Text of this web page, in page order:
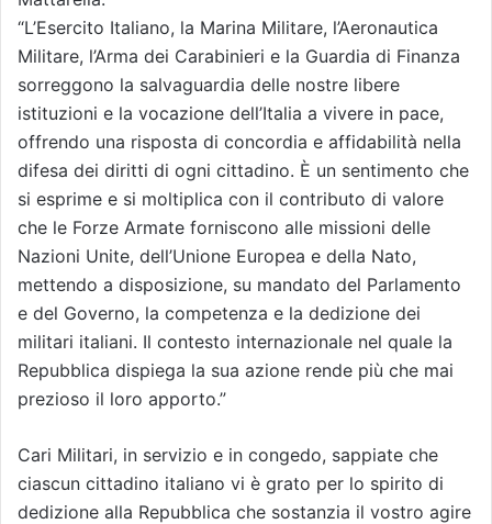
“L’Esercito Italiano, la Marina Militare, l’Aeronautica
Militare, l’Arma dei Carabinieri e la Guardia di Finanza
sorreggono la salvaguardia delle nostre libere
istituzioni e la vocazione dell’Italia a vivere in pace,
offrendo una risposta di concordia e affidabilità nella
difesa dei diritti di ogni cittadino. È un sentimento che
si esprime e si moltiplica con il contributo di valore
che le Forze Armate forniscono alle missioni delle
Nazioni Unite, dell’Unione Europea e della Nato,
mettendo a disposizione, su mandato del Parlamento
e del Governo, la competenza e la dedizione dei
militari italiani. Il contesto internazionale nel quale la
Repubblica dispiega la sua azione rende più che mai
prezioso il loro apporto.”
Cari Militari, in servizio e in congedo, sappiate che
ciascun cittadino italiano vi è grato per lo spirito di
dedizione alla Repubblica che sostanzia il vostro agire